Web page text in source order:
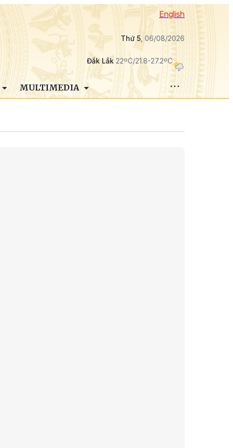
English
Thứ 5, 06/08/2026
Đắk Lắk 22ºC/21.8-27.2ºC
MULTIMEDIA